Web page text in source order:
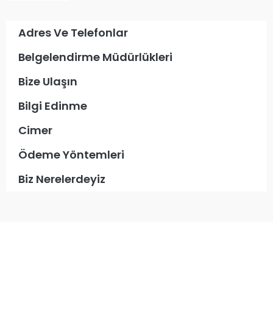
Adres Ve Telefonlar
Belgelendirme Müdürlükleri
Bize Ulaşın
Bilgi Edinme
Cimer
Ödeme Yöntemleri
Biz Nerelerdeyiz